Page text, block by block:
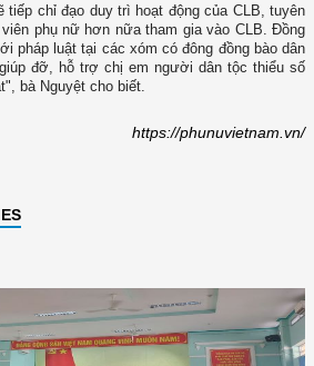
chỉ đạo duy trì hoạt động của CLB, tuyên
phụ nữ hơn nữa tham gia vào CLB. Đồng
pháp luật tại các xóm có đông đồng bào dân
đỡ, hỗ trợ chị em người dân tộc thiểu số
bà Nguyệt cho biết.
https://phunuvietnam.vn/